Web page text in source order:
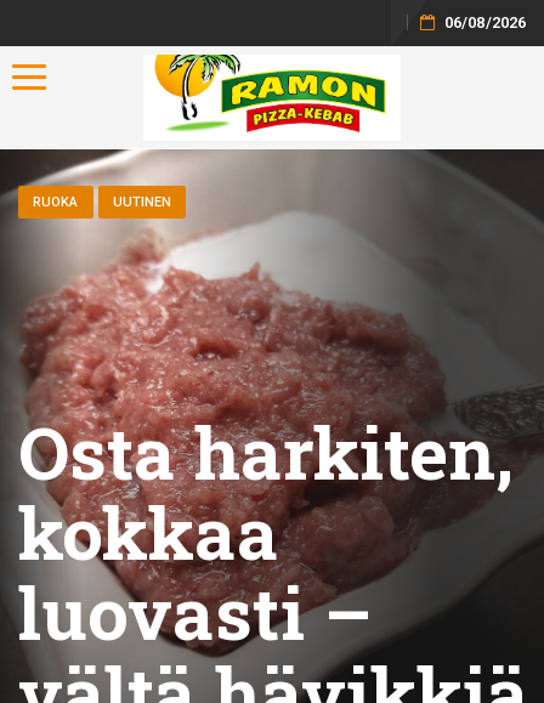
06/08/2026
Toggle navigation
RUOKA UUTINEN
Osta harkiten,
kokkaa
luovasti –